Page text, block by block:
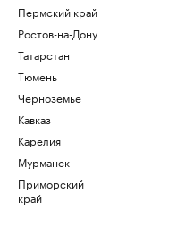
Пермский край
Ростов-на-Дону
Татарстан
Тюмень
Черноземье
Кавказ
Карелия
Мурманск
Приморский
край